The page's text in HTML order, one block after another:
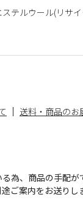
テルウール(リサ
送料・商品のお
為、商品の手配が
ご案内をお送りし